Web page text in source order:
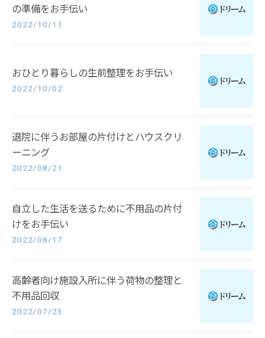
の準備をお手伝い
2022/10/11
おひとり暮らしの生前整理をお手伝い
2022/10/02
退院に伴うお部屋の片付けとハウスクリ
ーニング
2022/08/21
自立した生活を送るために不用品の片付
けをお手伝い
2022/08/17
高齢者向け施設入所に伴う荷物の整理と
不用品回収
2022/07/23